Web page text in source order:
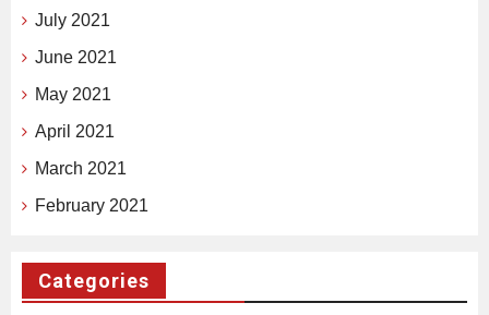
July 2021
June 2021
May 2021
April 2021
March 2021
February 2021
Categories